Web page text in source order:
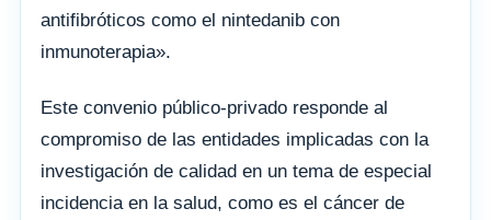
antifibróticos como el nintedanib con
inmunoterapia».
Este convenio público-privado responde al
compromiso de las entidades implicadas con la
investigación de calidad en un tema de especial
incidencia en la salud, como es el cáncer de